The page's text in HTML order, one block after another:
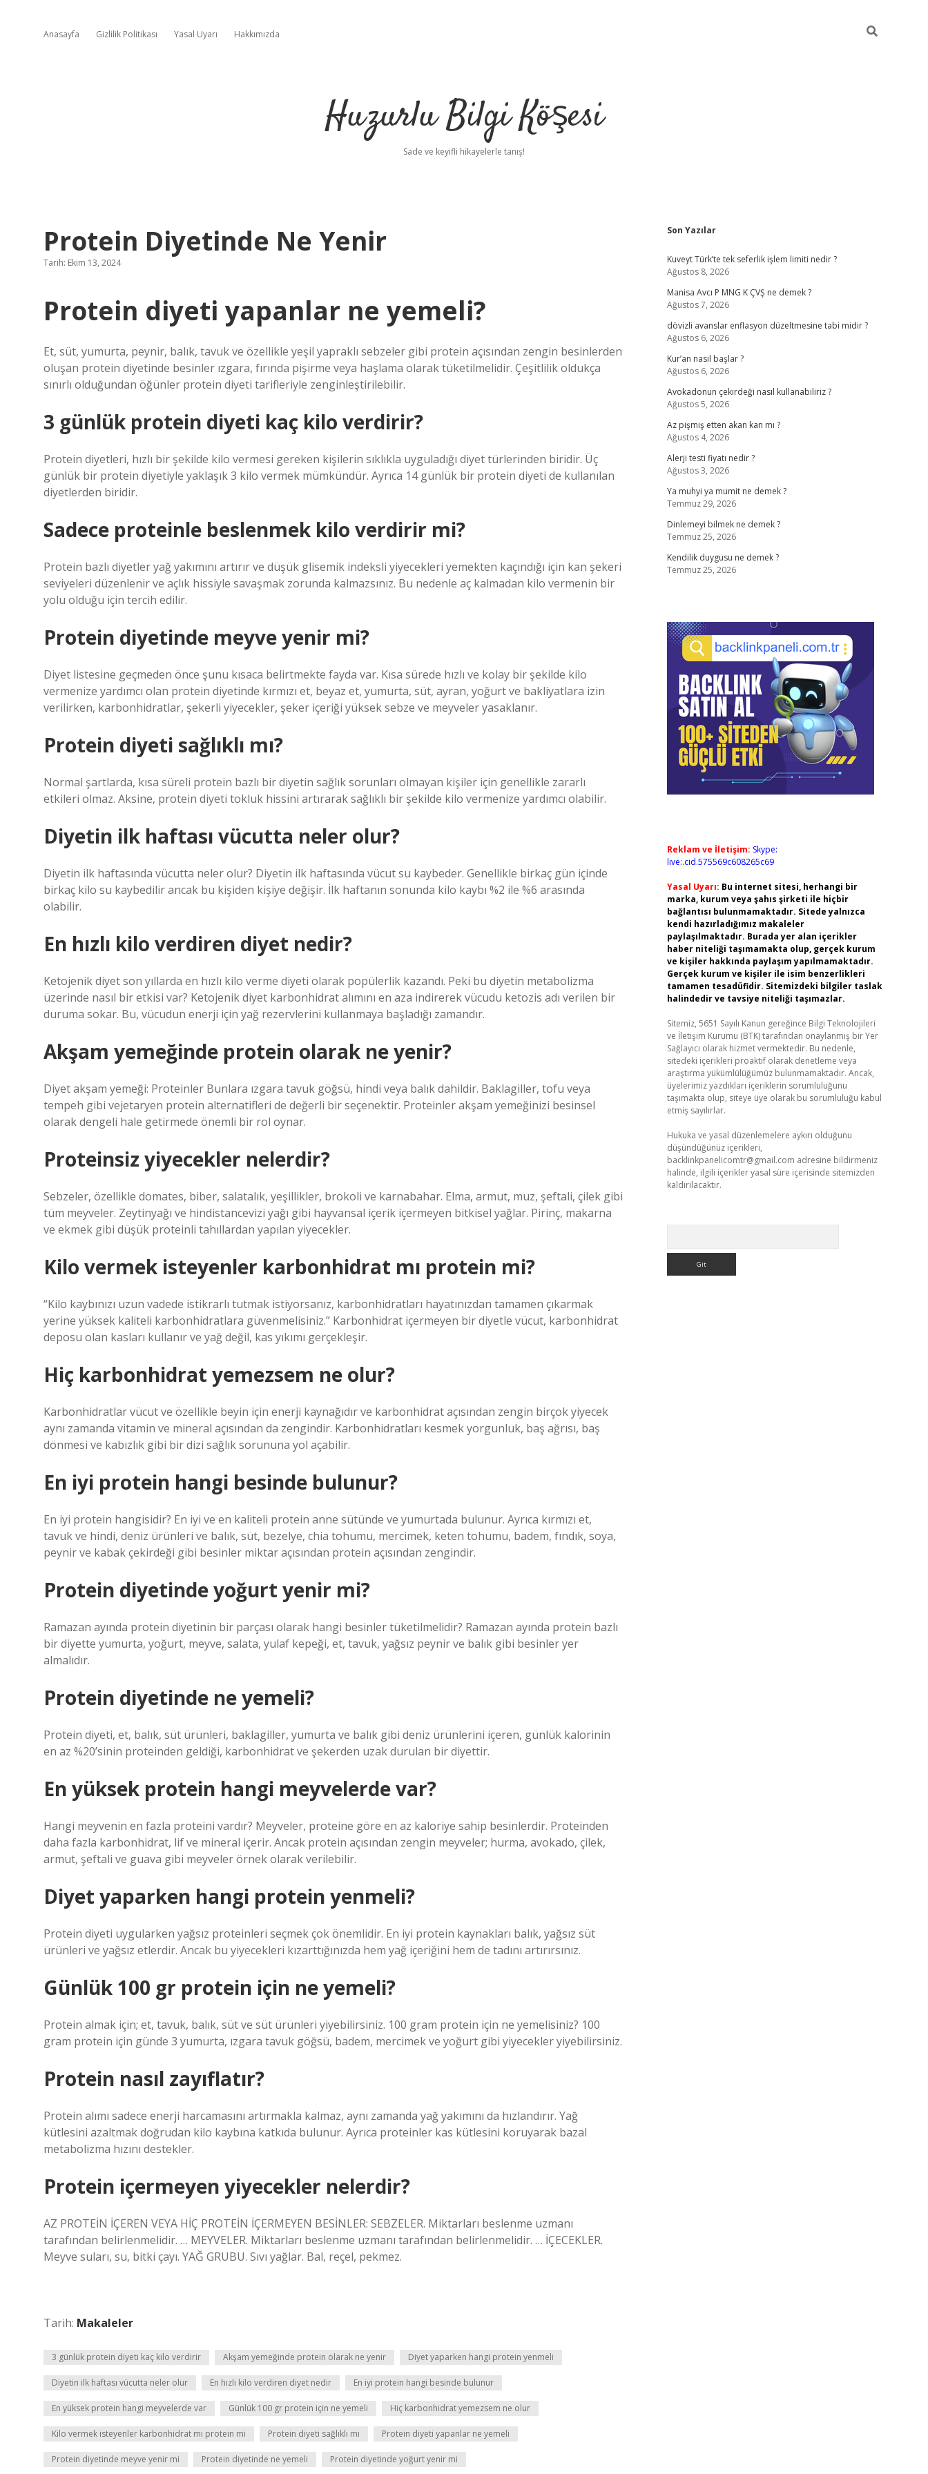
Anasayfa Gizlilik Politikası Yasal Uyarı Hakkımızda
Huzurlu Bilgi Köşesi
Sade ve keyifli hikayelerle tanış!
Protein Diyetinde Ne Yenir
Tarih: Ekim 13, 2024
Protein diyeti yapanlar ne yemeli?
Et, süt, yumurta, peynir, balık, tavuk ve özellikle yeşil yapraklı sebzeler gibi protein açısından zengin besinlerden
oluşan protein diyetinde besinler ızgara, fırında pişirme veya haşlama olarak tüketilmelidir. Çeşitlilik oldukça
sınırlı olduğundan öğünler protein diyeti tarifleriyle zenginleştirilebilir.
3 günlük protein diyeti kaç kilo verdirir?
Protein diyetleri, hızlı bir şekilde kilo vermesi gereken kişilerin sıklıkla uyguladığı diyet türlerinden biridir. Üç
günlük bir protein diyetiyle yaklaşık 3 kilo vermek mümkündür. Ayrıca 14 günlük bir protein diyeti de kullanılan
diyetlerden biridir.
Sadece proteinle beslenmek kilo verdirir mi?
Protein bazlı diyetler yağ yakımını artırır ve düşük glisemik indeksli yiyecekleri yemekten kaçındığı için kan şekeri
seviyeleri düzenlenir ve açlık hissiyle savaşmak zorunda kalmazsınız. Bu nedenle aç kalmadan kilo vermenin bir
yolu olduğu için tercih edilir.
Protein diyetinde meyve yenir mi?
Diyet listesine geçmeden önce şunu kısaca belirtmekte fayda var. Kısa sürede hızlı ve kolay bir şekilde kilo
vermenize yardımcı olan protein diyetinde kırmızı et, beyaz et, yumurta, süt, ayran, yoğurt ve bakliyatlara izin
verilirken, karbonhidratlar, şekerli yiyecekler, şeker içeriği yüksek sebze ve meyveler yasaklanır.
Protein diyeti sağlıklı mı?
Normal şartlarda, kısa süreli protein bazlı bir diyetin sağlık sorunları olmayan kişiler için genellikle zararlı
etkileri olmaz. Aksine, protein diyeti tokluk hissini artırarak sağlıklı bir şekilde kilo vermenize yardımcı olabilir.
Diyetin ilk haftası vücutta neler olur?
Diyetin ilk haftasında vücutta neler olur? Diyetin ilk haftasında vücut su kaybeder. Genellikle birkaç gün içinde
birkaç kilo su kaybedilir ancak bu kişiden kişiye değişir. İlk haftanın sonunda kilo kaybı %2 ile %6 arasında
olabilir.
En hızlı kilo verdiren diyet nedir?
Ketojenik diyet son yıllarda en hızlı kilo verme diyeti olarak popülerlik kazandı. Peki bu diyetin metabolizma
üzerinde nasıl bir etkisi var? Ketojenik diyet karbonhidrat alımını en aza indirerek vücudu ketozis adı verilen bir
duruma sokar. Bu, vücudun enerji için yağ rezervlerini kullanmaya başladığı zamandır.
Akşam yemeğinde protein olarak ne yenir?
Diyet akşam yemeği: Proteinler Bunlara ızgara tavuk göğsü, hindi veya balık dahildir. Baklagiller, tofu veya
tempeh gibi vejetaryen protein alternatifleri de değerli bir seçenektir. Proteinler akşam yemeğinizi besinsel
olarak dengeli hale getirmede önemli bir rol oynar.
Proteinsiz yiyecekler nelerdir?
Sebzeler, özellikle domates, biber, salatalık, yeşillikler, brokoli ve karnabahar. Elma, armut, muz, şeftali, çilek gibi
tüm meyveler. Zeytinyağı ve hindistancevizi yağı gibi hayvansal içerik içermeyen bitkisel yağlar. Pirinç, makarna
ve ekmek gibi düşük proteinli tahıllardan yapılan yiyecekler.
Kilo vermek isteyenler karbonhidrat mı protein mi?
“Kilo kaybınızı uzun vadede istikrarlı tutmak istiyorsanız, karbonhidratları hayatınızdan tamamen çıkarmak
yerine yüksek kaliteli karbonhidratlara güvenmelisiniz.” Karbonhidrat içermeyen bir diyetle vücut, karbonhidrat
deposu olan kasları kullanır ve yağ değil, kas yıkımı gerçekleşir.
Hiç karbonhidrat yemezsem ne olur?
Karbonhidratlar vücut ve özellikle beyin için enerji kaynağıdır ve karbonhidrat açısından zengin birçok yiyecek
aynı zamanda vitamin ve mineral açısından da zengindir. Karbonhidratları kesmek yorgunluk, baş ağrısı, baş
dönmesi ve kabızlık gibi bir dizi sağlık sorununa yol açabilir.
En iyi protein hangi besinde bulunur?
En iyi protein hangisidir? En iyi ve en kaliteli protein anne sütünde ve yumurtada bulunur. Ayrıca kırmızı et,
tavuk ve hindi, deniz ürünleri ve balık, süt, bezelye, chia tohumu, mercimek, keten tohumu, badem, fındık, soya,
peynir ve kabak çekirdeği gibi besinler miktar açısından protein açısından zengindir.
Protein diyetinde yoğurt yenir mi?
Ramazan ayında protein diyetinin bir parçası olarak hangi besinler tüketilmelidir? Ramazan ayında protein bazlı
bir diyette yumurta, yoğurt, meyve, salata, yulaf kepeği, et, tavuk, yağsız peynir ve balık gibi besinler yer
almalıdır.
Protein diyetinde ne yemeli?
Protein diyeti, et, balık, süt ürünleri, baklagiller, yumurta ve balık gibi deniz ürünlerini içeren, günlük kalorinin
en az %20’sinin proteinden geldiği, karbonhidrat ve şekerden uzak durulan bir diyettir.
En yüksek protein hangi meyvelerde var?
Hangi meyvenin en fazla proteini vardır? Meyveler, proteine ​​göre en az kaloriye sahip besinlerdir. Proteinden
daha fazla karbonhidrat, lif ve mineral içerir. Ancak protein açısından zengin meyveler; hurma, avokado, çilek,
armut, şeftali ve guava gibi meyveler örnek olarak verilebilir.
Diyet yaparken hangi protein yenmeli?
Protein diyeti uygularken yağsız proteinleri seçmek çok önemlidir. En iyi protein kaynakları balık, yağsız süt
ürünleri ve yağsız etlerdir. Ancak bu yiyecekleri kızarttığınızda hem yağ içeriğini hem de tadını artırırsınız.
Günlük 100 gr protein için ne yemeli?
Protein almak için; et, tavuk, balık, süt ve süt ürünleri yiyebilirsiniz. 100 gram protein için ne yemelisiniz? 100
gram protein için günde 3 yumurta, ızgara tavuk göğsü, badem, mercimek ve yoğurt gibi yiyecekler yiyebilirsiniz.
Protein nasıl zayıflatır?
Protein alımı sadece enerji harcamasını artırmakla kalmaz, aynı zamanda yağ yakımını da hızlandırır. Yağ
kütlesini azaltmak doğrudan kilo kaybına katkıda bulunur. Ayrıca proteinler kas kütlesini koruyarak bazal
metabolizma hızını destekler.
Protein içermeyen yiyecekler nelerdir?
AZ PROTEİN İÇEREN VEYA HİÇ PROTEİN İÇERMEYEN BESİNLER: SEBZELER. Miktarları beslenme uzmanı
tarafından belirlenmelidir. … MEYVELER. Miktarları beslenme uzmanı tarafından belirlenmelidir. … İÇECEKLER.
Meyve suları, su, bitki çayı. YAĞ GRUBU. Sıvı yağlar. Bal, reçel, pekmez.
Tarih: Makaleler
3 günlük protein diyeti kaç kilo verdirir Akşam yemeğinde protein olarak ne yenir Diyet yaparken hangi protein yenmeli
Diyetin ilk haftası vücutta neler olur En hızlı kilo verdiren diyet nedir En iyi protein hangi besinde bulunur
En yüksek protein hangi meyvelerde var Günlük 100 gr protein için ne yemeli Hiç karbonhidrat yemezsem ne olur
Kilo vermek isteyenler karbonhidrat mı protein mi Protein diyeti sağlıklı mı Protein diyeti yapanlar ne yemeli
Protein diyetinde meyve yenir mi Protein diyetinde ne yemeli Protein diyetinde yoğurt yenir mi
Sidebar
Son Yazılar
Kuveyt Türk’te tek seferlik işlem limiti nedir ?
Ağustos 8, 2026
Manisa Avcı P MNG K ÇVŞ ne demek ?
Ağustos 7, 2026
dövizli avanslar enflasyon düzeltmesine tabi midir ?
Ağustos 6, 2026
Kur’an nasıl başlar ?
Ağustos 6, 2026
Avokadonun çekirdeği nasıl kullanabiliriz ?
Ağustos 5, 2026
Az pişmiş etten akan kan mı ?
Ağustos 4, 2026
Alerji testi fiyatı nedir ?
Ağustos 3, 2026
Ya muhyi ya mumit ne demek ?
Temmuz 29, 2026
Dinlemeyi bilmek ne demek ?
Temmuz 25, 2026
Kendilik duygusu ne demek ?
Temmuz 25, 2026
Reklam ve İletişim: Skype:
live:.cid.575569c608265c69
Yasal Uyarı: Bu internet sitesi, herhangi bir
marka, kurum veya şahıs şirketi ile hiçbir
bağlantısı bulunmamaktadır. Sitede yalnızca
kendi hazırladığımız makaleler
paylaşılmaktadır. Burada yer alan içerikler
haber niteliği taşımamakta olup, gerçek kurum
ve kişiler hakkında paylaşım yapılmamaktadır.
Gerçek kurum ve kişiler ile isim benzerlikleri
tamamen tesadüfidir. Sitemizdeki bilgiler taslak
halindedir ve tavsiye niteliği taşımazlar.
Sitemiz, 5651 Sayılı Kanun gereğince Bilgi Teknolojileri
ve İletişim Kurumu (BTK) tarafından onaylanmış bir Yer
Sağlayıcı olarak hizmet vermektedir. Bu nedenle,
sitedeki içerikleri proaktif olarak denetleme veya
araştırma yükümlülüğümüz bulunmamaktadır. Ancak,
üyelerimiz yazdıkları içeriklerin sorumluluğunu
taşımakta olup, siteye üye olarak bu sorumluluğu kabul
etmiş sayılırlar.
Hukuka ve yasal düzenlemelere aykırı olduğunu
düşündüğünüz içerikleri,
backlinkpanelicomtr@gmail.com adresine bildirmeniz
halinde, ilgili içerikler yasal süre içerisinde sitemizden
kaldırılacaktır.